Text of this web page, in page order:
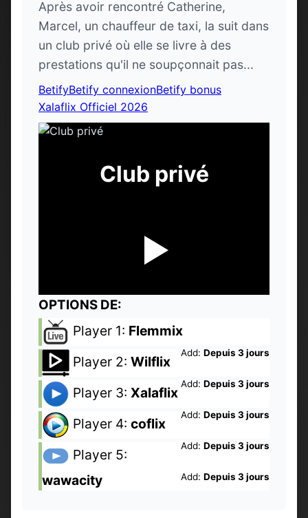
Après avoir rencontré Catherine,
Marcel, un chauffeur de taxi, la suit dans
un club privé où elle se livre à des
prestations qu'il ne soupçonnait pas...
BetifyBetify connexionBetify bonus
Xalaflix Officiel 2026
Club privé
OPTIONS DE:
Player 1: Flemmix
Add: Depuis 3 jours
Player 2: Wilflix
Add: Depuis 3 jours
Player 3: Xalaflix
Add: Depuis 3 jours
Player 4: coflix
Add: Depuis 3 jours
Player 5:
wawacity
Add: Depuis 3 jours